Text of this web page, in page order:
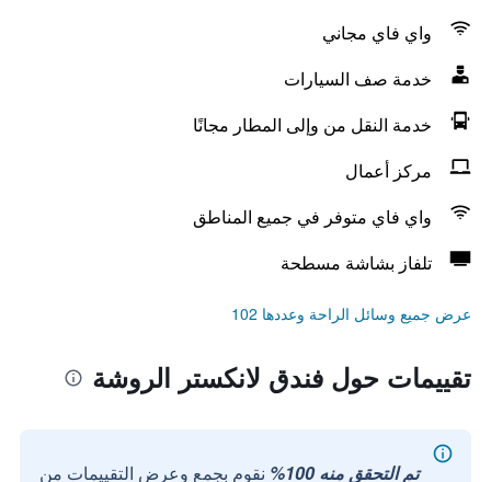
واي فاي مجاني
خدمة صف السيارات
خدمة النقل من وإلى المطار مجانًا
مركز أعمال
واي فاي متوفر في جميع المناطق
تلفاز بشاشة مسطحة
عرض جميع وسائل الراحة وعددها 102
تقييمات حول فندق لانكستر الروشة
تم التحقق منه 100% نقوم بجمع وعرض التقييمات من